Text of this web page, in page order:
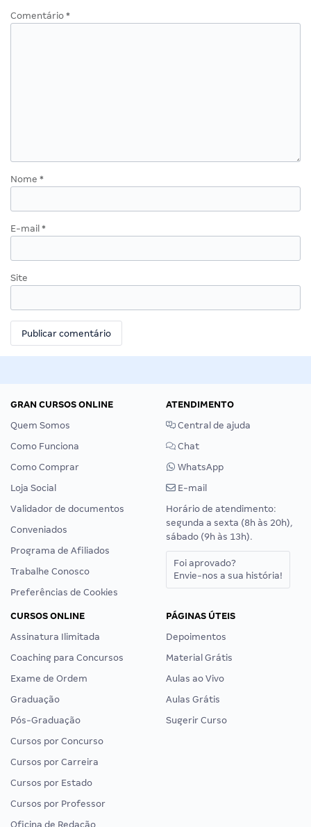
Comentário *
Nome *
E-mail *
Site
GRAN CURSOS ONLINE
Quem Somos
Como Funciona
Como Comprar
Loja Social
Validador de documentos
Conveniados
Programa de Afiliados
Trabalhe Conosco
Preferências de Cookies
ATENDIMENTO
Central de ajuda
Chat
WhatsApp
E-mail
Horário de atendimento:
segunda a sexta (8h às 20h),
sábado (9h às 13h).
Foi aprovado?
Envie-nos a sua história!
CURSOS ONLINE
Assinatura Ilimitada
Coaching para Concursos
Exame de Ordem
Graduação
Pós-Graduação
Cursos por Concurso
Cursos por Carreira
Cursos por Estado
Cursos por Professor
Oficina de Redação
PÁGINAS ÚTEIS
Depoimentos
Material Grátis
Aulas ao Vivo
Aulas Grátis
Sugerir Curso